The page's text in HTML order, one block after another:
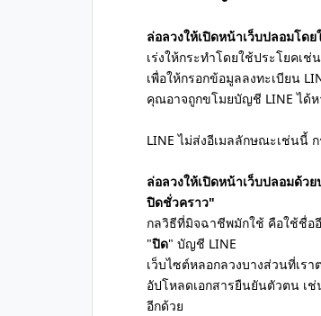
ล่อลวงให้เปิดหน้าเว็บปลอมโ
เร่งให้กระทำโดยใช้ประโยคเช่
เพื่อให้กรอกข้อมูลลงทะเบียน
คุณอาจถูกขโมยบัญชี LINE ได้
LINE ไม่ส่งอีเมลลักษณะเช่นนี้
ล่อลวงให้เปิดหน้าเว็บปลอมด้
ปิดชั่วคราว"
กลวิธีที่มิจฉาชีพมักใช้ คือใช้ชื่อ
"ปิด" บัญชี LINE
เว็บไซต์หลอกลวงบางส่วนที่เร
อัปโหลดเอกสารยืนยันตัวตน เ
อีกด้วย